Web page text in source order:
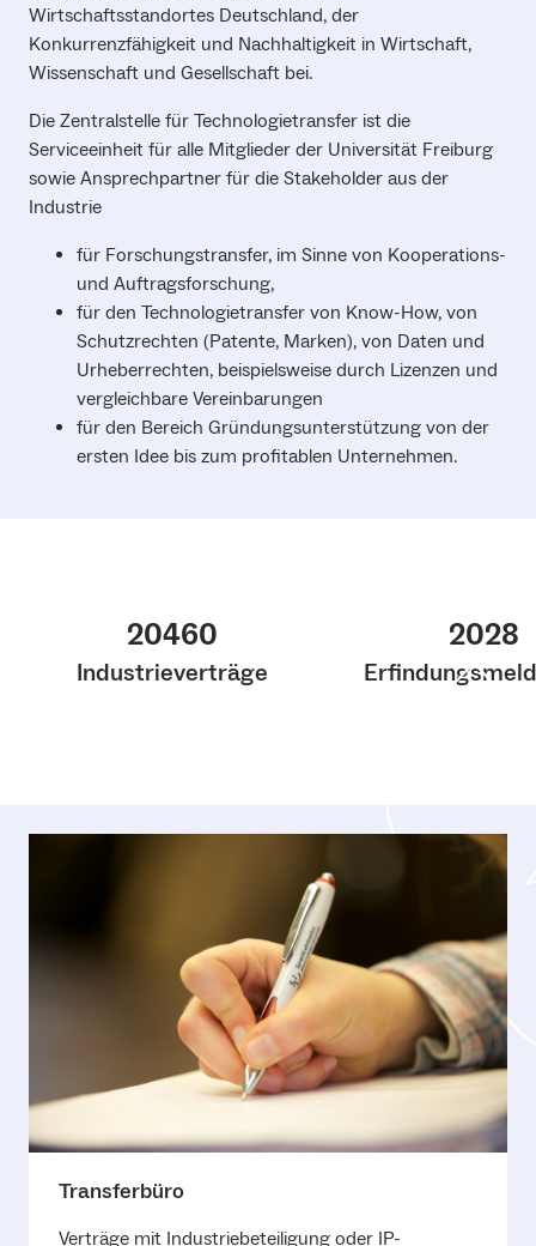
Wirtschaftsstandortes Deutschland, der
Konkurrenzfähigkeit und Nachhaltigkeit in Wirtschaft,
Wissenschaft und Gesellschaft bei.
Die Zentralstelle für Technologietransfer ist die
Serviceeinheit für alle Mitglieder der Universität Freiburg
sowie Ansprechpartner für die Stakeholder aus der
Industrie
für Forschungstransfer, im Sinne von Kooperations-
und Auftragsforschung,
für den Technologietransfer von Know-How, von
Schutzrechten (Patente, Marken), von Daten und
Urheberrechten, beispielsweise durch Lizenzen und
vergleichbare Vereinbarungen
für den Bereich Gründungsunterstützung von der
ersten Idee bis zum profitablen Unternehmen.
20460
Industrieverträge
2028
Transferbüro
Verträge mit Industriebeteiligung oder IP-